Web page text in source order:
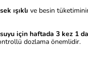
ışıklı ve besin
için haftada 3 kez 1
dozlama önemlidir.